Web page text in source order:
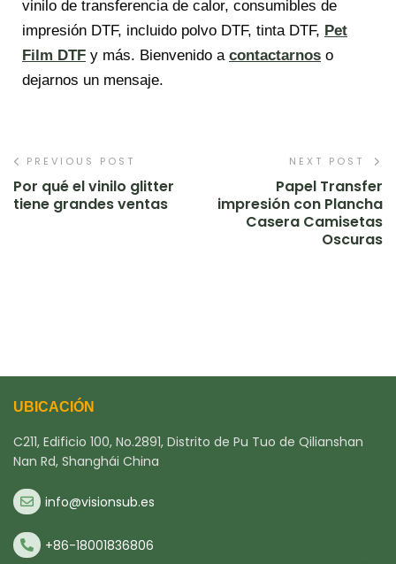
vinilo de transferencia de calor, consumibles de
impresión DTF, incluido polvo DTF, tinta DTF, Pet
Film DTF y más. Bienvenido a contactarnos o
dejarnos un mensaje.
PREVIOUS POST
Por qué el vinilo glitter
tiene grandes ventas
NEXT POST
Papel Transfer
impresión con Plancha
Casera Camisetas
Oscuras
UBICACIÓN
C211, Edificio 100, No.2891, Distrito de Pu Tuo de Qilianshan
Nan Rd, Shanghái China
info@visionsub.es
+86-18001836806